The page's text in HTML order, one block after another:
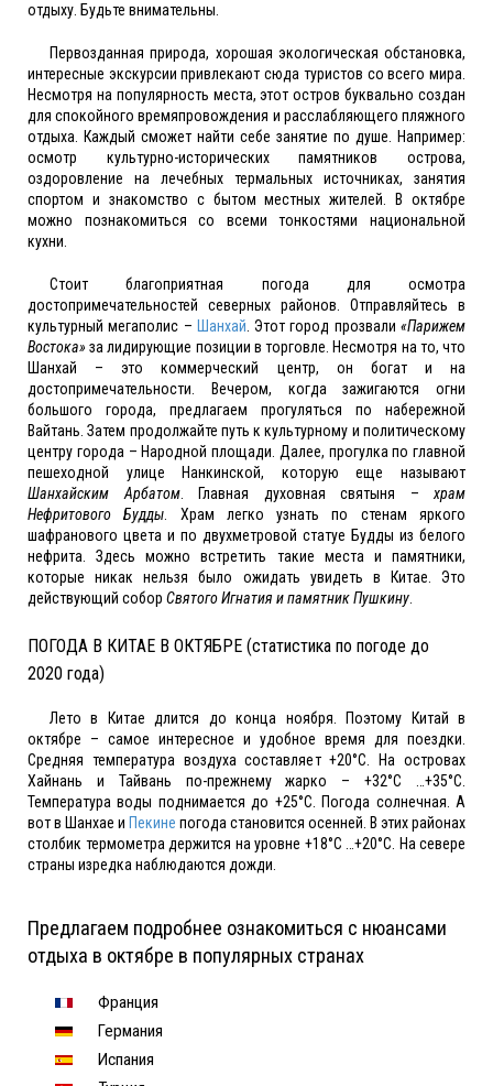
отдыху. Будьте внимательны.
Первозданная природа, хорошая экологическая обстановка,
интересные экскурсии привлекают сюда туристов со всего мира.
Несмотря на популярность места, этот остров буквально создан
для спокойного времяпровождения и расслабляющего пляжного
отдыха. Каждый сможет найти себе занятие по душе. Например:
осмотр культурно-исторических памятников острова,
оздоровление на лечебных термальных источниках, занятия
спортом и знакомство с бытом местных жителей. В октябре
можно познакомиться со всеми тонкостями национальной
кухни.
Стоит благоприятная погода для осмотра
достопримечательностей северных районов. Отправляйтесь в
культурный мегаполис – Шанхай . Этот город прозвали«Парижем
Востока» за лидирующие позиции в торговле. Несмотря на то, что
Шанхай – это коммерческий центр, он богат и на
достопримечательности. Вечером, когда зажигаются огни
большого города, предлагаем прогуляться по набережной
Вайтань. Затем продолжайте путь к культурному и политическому
центру города – Народной площади. Далее, прогулка по главной
пешеходной улице Нанкинской, которую еще называют
Шанхайским Арбатом. Главная духовная святыня – храм
Нефритового Будды . Храм легко узнать по стенам яркого
шафранового цвета и по двухметровой статуе Будды из белого
нефрита. Здесь можно встретить такие места и памятники,
которые никак нельзя было ожидать увидеть в Китае. Это
действующий собор Святого Игнатия и памятник Пушкину
ПОГОДА В КИТАЕ В ОКТЯБРЕ (статистика по погоде до
2020 года)
Лето в Китае длится до конца ноября. Поэтому Китай в
октябре – самое интересное и удобное время для поездки.
Средняя температура воздуха составляет +20°C. На островах
Хайнань и Тайвань по-прежнему жарко – +32°C …+35°C.
Температура воды поднимается до +25°C. Погода солнечная. А
вот в Шанхае и Пекине погода становится осенней. В этих районах
столбик термометра держится на уровне +18°C …+20°C. На севере
страны изредка наблюдаются дожди.
Предлагаем подробнее ознакомиться с нюансами
отдыха в октябре в популярных странах
Франция
Германия
Испания